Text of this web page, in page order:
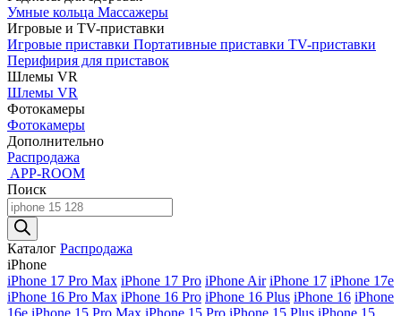
Умные кольца Массажеры
Игровые и TV-приставки
Игровые приставки Портативные приставки TV-приставки
Перифирия для приставок
Шлемы VR
Шлемы VR
Фотокамеры
Фотокамеры
Дополнительно
Распродажа
APP-ROOM
Поиск
Поиск
товаров
Каталог Распродажа
iPhone
iPhone 17 Pro Max iPhone 17 Pro iPhone Air iPhone 17 iPhone 17e
iPhone 16 Pro Max iPhone 16 Pro iPhone 16 Plus iPhone 16 iPhone
16e iPhone 15 Pro Max iPhone 15 Pro iPhone 15 Plus iPhone 15